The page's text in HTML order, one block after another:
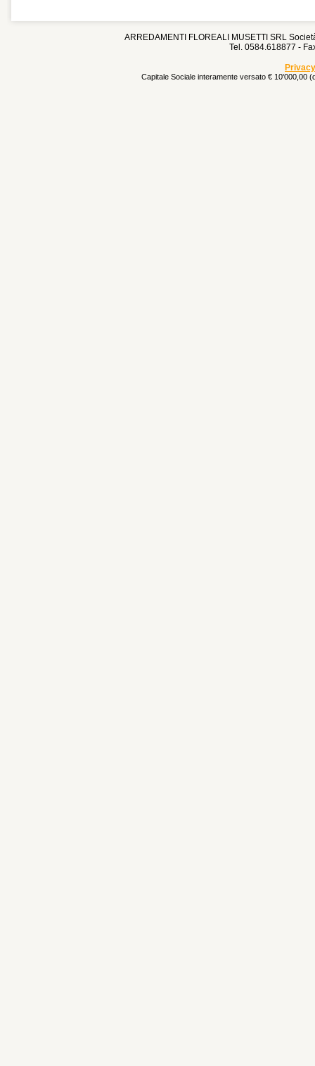
ARREDAMENTI FLOREALI MUSETTI SRL
Tel. 0584.618877 -
Capitale Sociale interamente versato € 10'000,00